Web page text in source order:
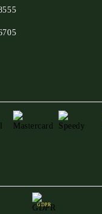
GDPR